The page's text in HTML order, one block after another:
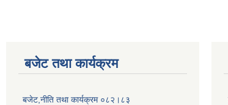
बजेट तथा कार्यक्रम
बजेट,नीति तथा कार्यक्रम ०८२।८३